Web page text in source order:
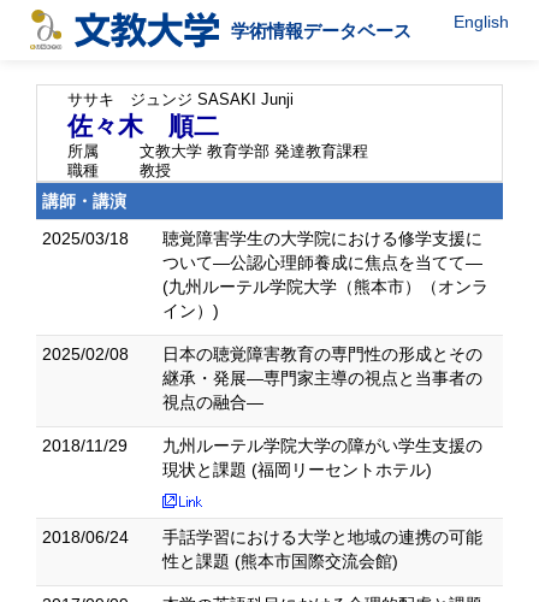
学術情報データベース English
ササキ ジュンジ SASAKI Junji
佐々木 順二
所属
文教大学 教育学部 発達教育課程
職種
教授
講師・講演
2025/03/18
聴覚障害学生の大学院における修学支援に
ついて―公認心理師養成に焦点を当てて―
(九州ルーテル学院大学（熊本市）（オンラ
イン）)
2025/02/08
日本の聴覚障害教育の専門性の形成とその
継承・発展―専門家主導の視点と当事者の
視点の融合―
2018/11/29
九州ルーテル学院大学の障がい学生支援の
現状と課題 (福岡リーセントホテル)
2018/06/24
手話学習における大学と地域の連携の可能
性と課題 (熊本市国際交流会館)